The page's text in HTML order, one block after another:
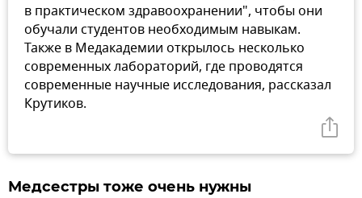
в практическом здравоохранении", чтобы они
обучали студентов необходимым навыкам.
Также в Медакадемии открылось несколько
современных лабораторий, где проводятся
современные научные исследования, рассказал
Крутиков.
Медсестры тоже очень нужны